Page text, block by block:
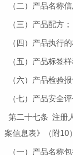
（二）产品名称信
（三）产品配方；
（四）产品执行的
（五）产品标签样
（六）产品检验报
（七）产品安全评
第二十七条 注册
案信息表》（附10
（一）产品名称